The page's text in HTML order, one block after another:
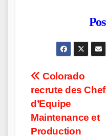
Post
navigation
Colorado
recrute des
d’Equipe
Maintenance et
Production